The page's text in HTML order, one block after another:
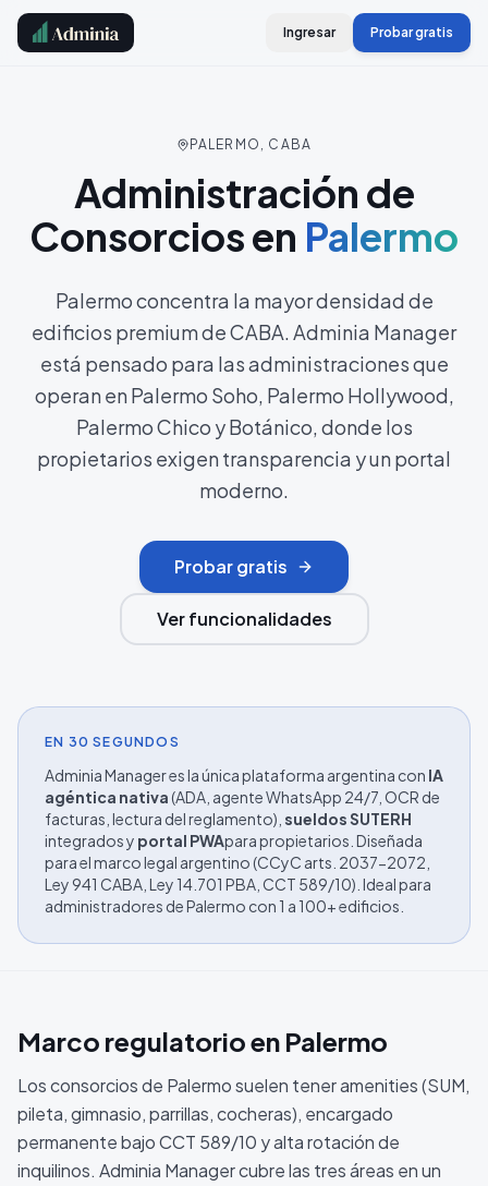
Ingresar Probar gratis
PALERMO, CABA
Administración de
Consorcios en Palermo
Palermo concentra la mayor densidad de
edificios premium de CABA. Adminia Manager
está pensado para las administraciones que
operan en Palermo Soho, Palermo Hollywood,
Palermo Chico y Botánico, donde los
propietarios exigen transparencia y un portal
moderno.
Probar gratis
Ver funcionalidades
EN 30 SEGUNDOS
Adminia Manager es la única plataforma argentina con IA
agéntica nativa(ADA, agente WhatsApp 24/7, OCR de
facturas, lectura del reglamento), sueldos SUTERH
integrados y portal PWApara propietarios. Diseñada
para el marco legal argentino (CCyC arts. 2037-2072,
Ley 941 CABA, Ley 14.701 PBA, CCT 589/10). Ideal para
administradores dePalermo con 1 a 100+ edificios.
Marco regulatorio en Palermo
Los consorcios de Palermo suelen tener amenities (SUM,
pileta, gimnasio, parrillas, cocheras), encargado
permanente bajo CCT 589/10 y alta rotación de
inquilinos. Adminia Manager cubre las tres áreas en un